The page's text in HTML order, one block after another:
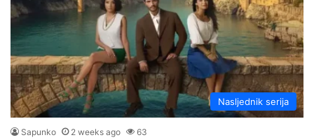
Nasljednik serija
Sapunko 2 weeks ago 63